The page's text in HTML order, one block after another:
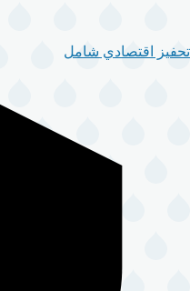
تحفيز اقتصادي شامل